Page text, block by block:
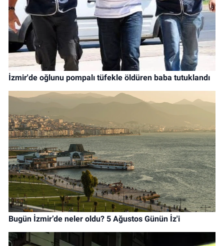
İzmir'de oğlunu pompalı tüfekle öldüren baba tutuklandı
Bugün İzmir’de neler oldu? 5 Ağustos Günün İz'i